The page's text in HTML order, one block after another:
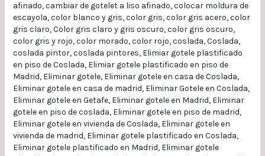
afinado,cambiar de gotelet a liso afinado,colocar moldura de
escayola,color blanco y gris,color gris,color gris acero,color
gris claro,Color gris claro y gris oscuro,color gris oscuro,
color gris y rojo,color morado,color rojo,coslada,Coslada,
coslada pintor,coslada pintores, Elimiar gotele plastificado
en piso de Coslada, Elimiar gotele plastificado en piso de
Madrid, Eliminar gotele, Eliminar gotele en casa de Coslada,
Eliminar gotele en casa de madrid, Eliminar Gotele en Coslada,
Eliminar gotele en Getafe, Eliminar gotele en Madrid, Eliminar
gotele en piso de coslada, Eliminar gotele en piso de madrid,
Eliminar gotele en vivienda de Coslada, Eliminar gotele en
vivienda de madrid, Eliminar gotele plastificado en Coslada,
Eliminar gotele plastificado en Madrid, Eliminar gotele